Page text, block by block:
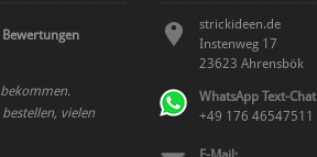
Bewertungen
vielen
strickideen.de
Instenweg 17
23623 Ahrensbök
WhatsApp Text-Chat
+49 176 46547511